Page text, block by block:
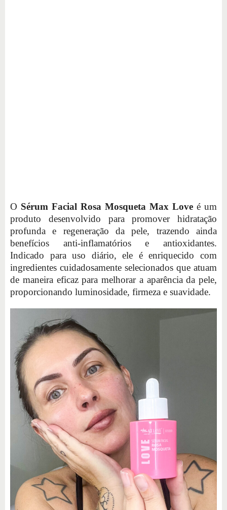
O Sérum Facial Rosa Mosqueta Max Love é um
produto desenvolvido para promover hidratação
profunda e regeneração da pele, trazendo ainda
benefícios anti-inflamatórios e antioxidantes.
Indicado para uso diário, ele é enriquecido com
ingredientes cuidadosamente selecionados que atuam
de maneira eficaz para melhorar a aparência da pele,
proporcionando luminosidade, firmeza e suavidade.